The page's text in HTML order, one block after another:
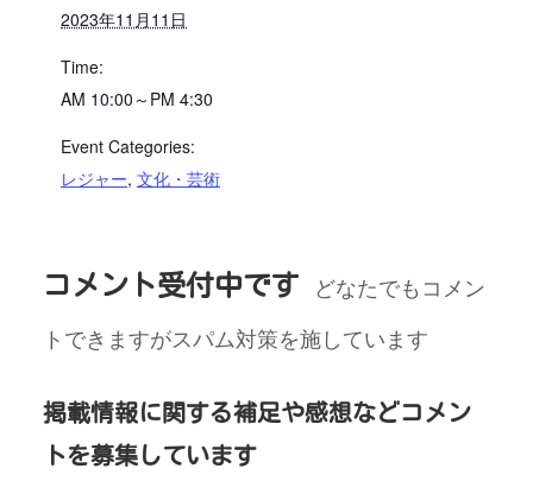
2023年11月11日
Time:
AM 10:00～PM 4:30
Event Categories:
レジャー, 文化・芸術
コメント受付中です
どなたでもコメン
トできますがスパム対策を施しています
掲載情報に関する補足や感想などコメン
トを募集しています